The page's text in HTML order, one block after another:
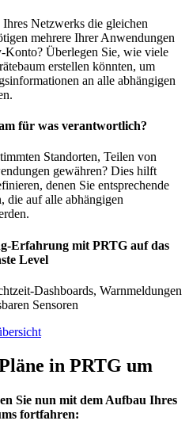
Netzwerks die gleichen
mehrere Ihrer Anwendungen
Konto? Überlegen Sie, wie viele
erstellen könnten, um
an alle abhängigen
für was verantwortlich?
Standorten, Teilen von
gewähren? Dies hilft
denen Sie entsprechende
die auf alle abhängigen
Erfahrung mit PRTG auf das
Level
Dashboards, Warnmeldungen
Sensoren
in PRTG um
Sie nun mit dem Aufbau Ihres
fortfahren: